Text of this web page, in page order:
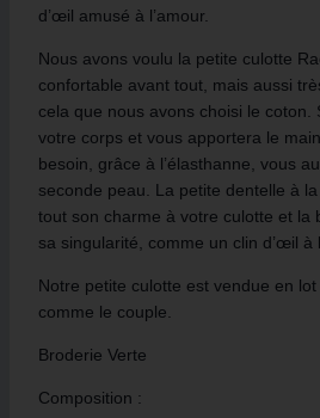
d’œil amusé à l’amour.
Nous avons voulu la petite culotte
confortable avant tout, mais aussi
cela que nous avons choisi le coton.
votre corps et vous apportera le
besoin, grâce à l’élasthanne, vous
seconde peau. La petite dentelle à
tout son charme à votre culotte et la
sa singularité, comme un clin d’œil à
Notre petite culotte est vendue en
comme le couple.
Broderie Verte
Composition :